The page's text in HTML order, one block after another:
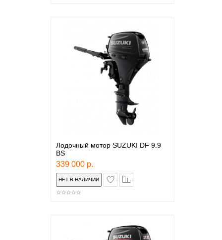
Лодочный мотор SUZUKI DF 9.9
BS
339 000 р.
в закладки